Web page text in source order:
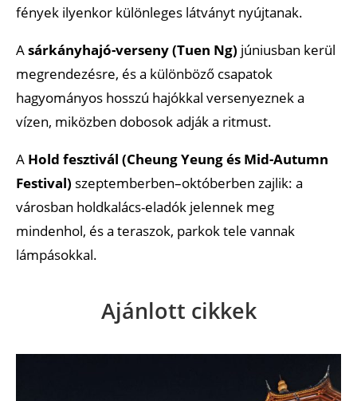
fények ilyenkor különleges látványt nyújtanak.
Asárkányhajó-verseny (Tuen Ng) júniusban kerül
megrendezésre, és a különböző csapatok
hagyományos hosszú hajókkal versenyeznek a
vízen, miközben dobosok adják a ritmust.
A Hold fesztivál (Cheung Yeung és Mid-Autumn
Festival) szeptemberben–októberben zajlik: a
városban holdkalács-eladók jelennek meg
mindenhol, és a teraszok, parkok tele vannak
lámpásokkal.
Ajánlott cikkek